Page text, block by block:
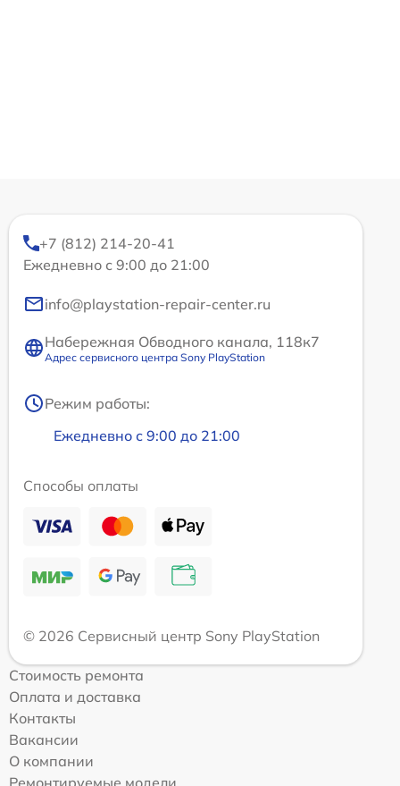
+7 (812) 214-20-41
Ежедневно с 9:00 до 21:00
info@playstation-repair-center.ru
Набережная Обводного канала, 118к7
Адрес сервисного центра Sony PlayStation
Режим работы:
Ежедневно с 9:00 до 21:00
Способы оплаты
© 2026 Сервисный центр Sony PlayStation
Стоимость ремонта
Оплата и доставка
Контакты
Вакансии
О компании
Ремонтируемые модели